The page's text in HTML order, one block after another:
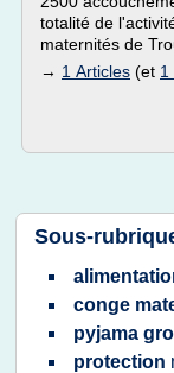
totalité de
maternités de
→ 1 Articles (et 1
Sous-
conge
pyjama
protection